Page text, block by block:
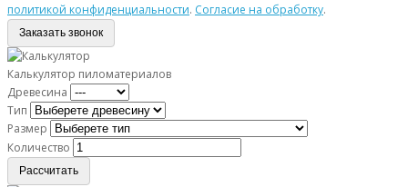
политикой конфиденциальности. Согласие на обработку.
Заказать звонок
Калькулятор пиломатериалов
Древесина
Тип
Размер
Количество
Рассчитать